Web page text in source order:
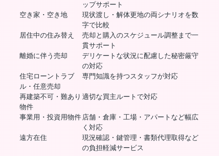
ップサポート
空き家・空き地
現状渡し・解体更地の両シナリオを数
字で比較
居住中の住み替え
売却と購入のスケジュール調整まで一
貫サポート
離婚に伴う売却
デリケートな状況に配慮した秘密厳守
の対応
住宅ローントラブ
ル・任意売却
専門知識を持つスタッフが対応
再建築不可・難あり
物件
適切な買主ルートで対応
事業用・投資用物件 店舗・倉庫・工場・アパートなど幅広
く対応
遠方在住
現況確認・鍵管理・書類代理取得など
の負担軽減サービス